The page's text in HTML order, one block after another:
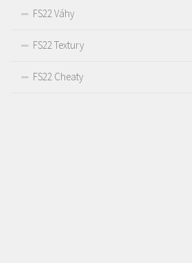
FS22 Váhy
FS22 Textury
FS22 Cheaty